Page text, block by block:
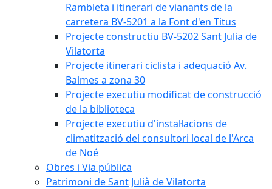
Rambleta i itinerari de vianants de la
carretera BV-5201 a la Font d'en Titus
Projecte constructiu BV-5202 Sant Julia de
Vilatorta
Projecte itinerari ciclista i adequació Av.
Balmes a zona 30
Projecte executiu modificat de construcció
de la biblioteca
Projecte executiu d'instal·lacions de
climatització del consultori local de l'Arca
de Noé
Obres i Via pública
Patrimoni de Sant Julià de Vilatorta